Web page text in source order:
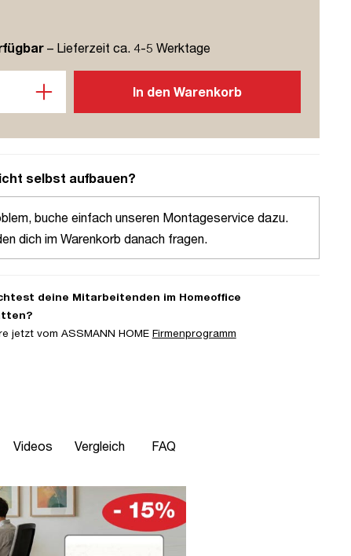
– Lieferzeit ca. 4-5 Werktage
In den Warenkorb
selbst aufbauen?
buche einfach unseren Montageservice dazu.
dich im Warenkorb danach fragen.
deine Mitarbeitenden im Homeoffice
jetzt vom ASSMANN HOME Firmenprogramm
Videos Vergleich FAQ